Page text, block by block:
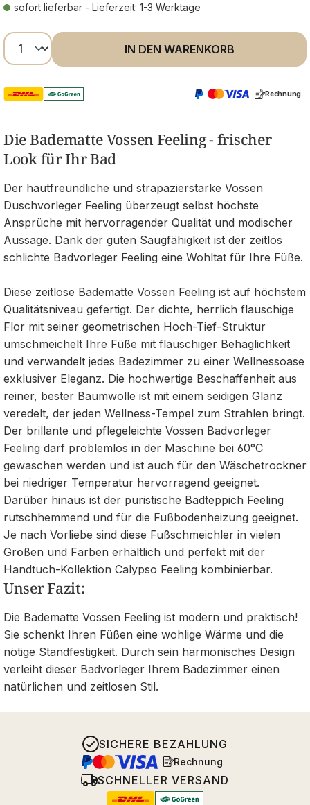
sofort lieferbar - Lieferzeit: 1-3 Werktage
Produkt Anzahl: Gib den gewünschten
IN DEN WARENKORB
Rechnung
Die Badematte Vossen Feeling - frischer
Look für Ihr Bad
Der hautfreundliche und strapazierstarke Vossen
Duschvorleger Feeling überzeugt selbst höchste
Ansprüche mit hervorragender Qualität und modischer
Aussage. Dank der guten Saugfähigkeit ist der zeitlos
schlichte Badvorleger Feeling eine Wohltat für Ihre Füße.
Diese zeitlose Badematte Vossen Feeling ist auf höchstem
Qualitätsniveau gefertigt. Der dichte, herrlich flauschige
Flor mit seiner geometrischen Hoch-Tief-Struktur
umschmeichelt Ihre Füße mit flauschiger Behaglichkeit
und verwandelt jedes Badezimmer zu einer Wellnessoase
exklusiver Eleganz. Die hochwertige Beschaffenheit aus
reiner, bester Baumwolle ist mit einem seidigen Glanz
veredelt, der jeden Wellness-Tempel zum Strahlen bringt.
Der brillante und pflegeleichte Vossen Badvorleger
Feeling darf problemlos in der Maschine bei 60°C
gewaschen werden und ist auch für den Wäschetrockner
bei niedriger Temperatur hervorragend geeignet.
Darüber hinaus ist der puristische Badteppich Feeling
rutschhemmend und für die Fußbodenheizung geeignet.
Je nach Vorliebe sind diese Fußschmeichler in vielen
Größen und Farben erhältlich und perfekt mit der
Handtuch-Kollektion Calypso Feeling kombinierbar.
Unser Fazit:
Die Badematte Vossen Feeling ist modern und praktisch!
Sie schenkt Ihren Füßen eine wohlige Wärme und die
nötige Standfestigkeit. Durch sein harmonisches Design
verleiht dieser Badvorleger Ihrem Badezimmer einen
natürlichen und zeitlosen Stil.
SICHERE BEZAHLUNG
Rechnung
SCHNELLER VERSAND